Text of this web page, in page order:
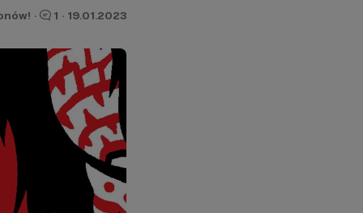
· 1 · 19.01.2023